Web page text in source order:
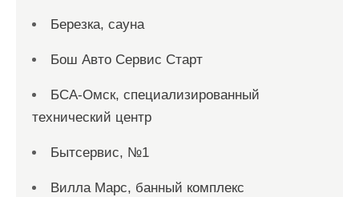
Березка, сауна
Бош Авто Сервис Старт
БСА-Омск, специализированный
технический центр
Бытсервис, №1
Вилла Марс, банный комплекс